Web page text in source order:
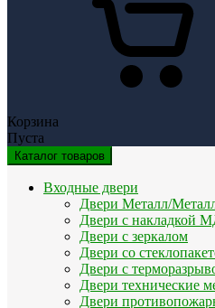
Корзина
Пуста
Каталог товаров
Входные двери
Двери Металл/
Двери с накладкой
Двери с зеркалом
Двери со
Двери с
Двери технические
Двери